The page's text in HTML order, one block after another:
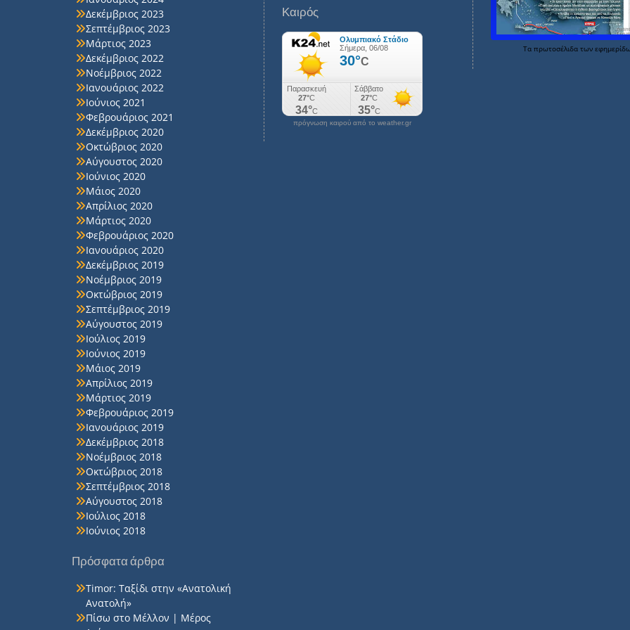
Δεκέμβριος 2023
Σεπτέμβριος 2023
Μάρτιος 2023
Δεκέμβριος 2022
Νοέμβριος 2022
Ιανουάριος 2022
Ιούνιος 2021
Φεβρουάριος 2021
Δεκέμβριος 2020
Οκτώβριος 2020
Αύγουστος 2020
Ιούνιος 2020
Μάιος 2020
Απρίλιος 2020
Μάρτιος 2020
Φεβρουάριος 2020
Ιανουάριος 2020
Δεκέμβριος 2019
Νοέμβριος 2019
Οκτώβριος 2019
Σεπτέμβριος 2019
Αύγουστος 2019
Ιούλιος 2019
Ιούνιος 2019
Μάιος 2019
Απρίλιος 2019
Μάρτιος 2019
Φεβρουάριος 2019
Ιανουάριος 2019
Δεκέμβριος 2018
Νοέμβριος 2018
Οκτώβριος 2018
Σεπτέμβριος 2018
Αύγουστος 2018
Ιούλιος 2018
Ιούνιος 2018
Πρόσφατα άρθρα
Timor: Ταξίδι στην «Ανατολική
Ανατολή»
Πίσω στο Μέλλον | Μέρος
Καιρός
πρόγνωση καιρού από το weather.gr
Τα πρωτοσέλιδα των